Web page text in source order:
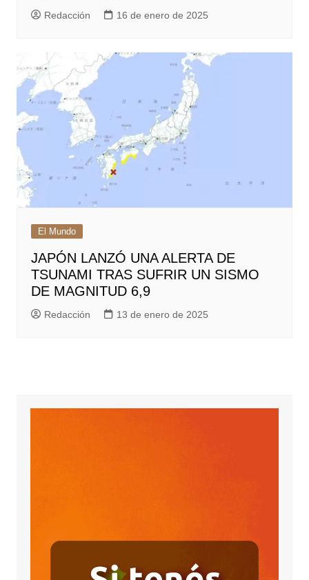
Redacción 16 de enero de 2025
El Mundo
JAPÓN LANZÓ UNA ALERTA DE
TSUNAMI TRAS SUFRIR UN SISMO
DE MAGNITUD 6,9
Redacción 13 de enero de 2025